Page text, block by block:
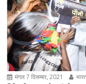
मंगल 7 दिसम्बर, 2021